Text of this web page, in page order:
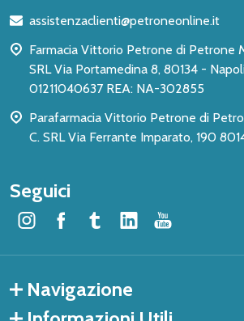
pagina
assistenzaclienti@petroneonline.it
Farmacia Vittorio Petrone di Petrone
SRL Via Portamedina 8, 80134 - Napoli NA P.IVA:
01211040637 REA: NA-302855
Parafarmacia Vittorio Petrone di
C. SRL Via Ferrante Imparato, 190
Seguici
Navigazione